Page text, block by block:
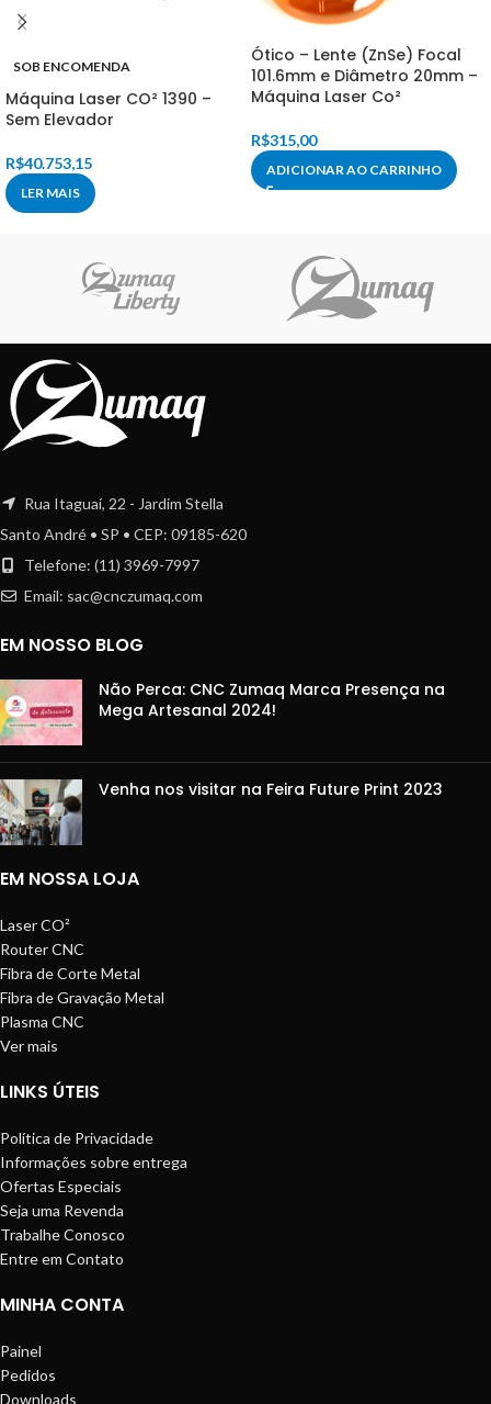
SOB ENCOMENDA
Máquina Laser CO² 1390 –
Sem Elevador
R$40.753,15
LER MAIS
Ótico – Lente (ZnSe) Focal
101.6mm e Diâmetro 20mm –
Máquina Laser Co²
R$315,00
ADICIONAR AO CARRINHO
Rua Itaguaí, 22 - Jardim Stella
Santo André • SP • CEP: 09185-620
Telefone: (11) 3969-7997
Email: sac@cnczumaq.com
EM NOSSO BLOG
Não Perca: CNC Zumaq Marca Presença na
Mega Artesanal 2024!
Venha nos visitar na Feira Future Print 2023
EM NOSSA LOJA
Laser CO²
Router CNC
Fibra de Corte Metal
Fibra de Gravação Metal
Plasma CNC
Ver mais
LINKS ÚTEIS
Política de Privacidade
Informações sobre entrega
Ofertas Especiais
Seja uma Revenda
Trabalhe Conosco
Entre em Contato
MINHA CONTA
Painel
Pedidos
Downloads